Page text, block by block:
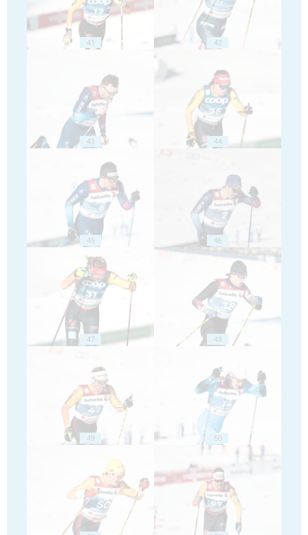
41 42
43 44
45 46
47 48
49 50